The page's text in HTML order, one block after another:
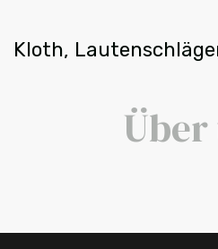
Kloth,
Über